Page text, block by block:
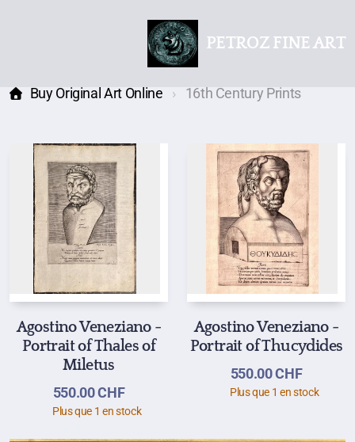
PETROZ FINE ART
Buy Original Art Online 16th Century Prints
Agostino Veneziano -
Portrait of Thales of
Miletus
550.00CHF
Plus que 1 en stock
Agostino Veneziano -
Portrait of Thucydides
550.00CHF
Plus que 1 en stock